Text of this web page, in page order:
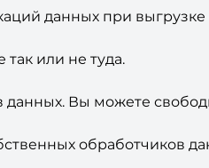
данных при выгрузке
или не туда.
Вы можете
обработчиков